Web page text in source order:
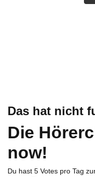
Das hat nicht
Die
now!
Du hast 5 Votes pro Tag